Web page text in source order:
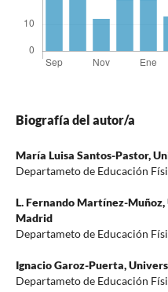
Biografía del autor/a
María Luisa Santos-Pastor,
Departameto de Educación
L. Fernando Martínez-Muñoz,
Madrid
Departameto de Educación
Ignacio Garoz-Puerta,
Departameto de Educación